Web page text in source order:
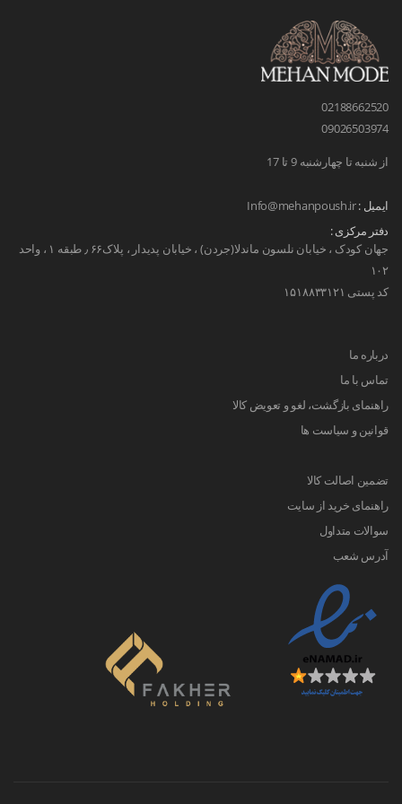
02188662520
09026503974
از شنبه تا چهارشنبه 9 تا 17
ایمیل :Info@mehanpoush.ir
دفتر مرکزی :
جهان کودک ، خیابان نلسون ماندلا(جردن) ، خیابان پدیدار ، پلاک۶۶ ٫ طبقه ۱ ، واحد
۱۰۲
کد پستی ۱۵۱۸۸۳۳۱۲۱
درباره ما
تماس با ما
راهنمای بازگشت، لغو و تعویض کالا
قوانین و سیاست ها
تضمین اصالت کالا
راهنمای خرید از سایت
سوالات متداول
آدرس شعب